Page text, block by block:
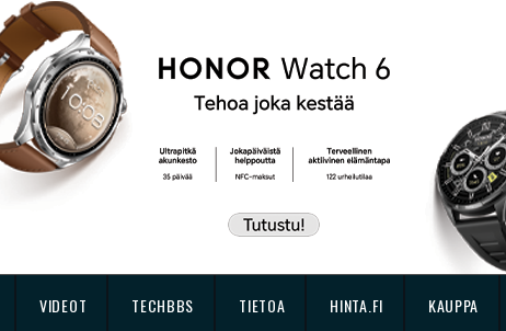
VIDEOT TECHBBS TIETOA HINTA.FI KAUPPA